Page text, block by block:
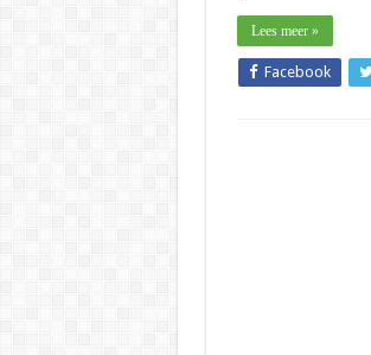
Lees meer »
Facebook